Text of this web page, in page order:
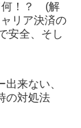
何！？ (解
リア決済の
安全、そし
来ない、
の対処法